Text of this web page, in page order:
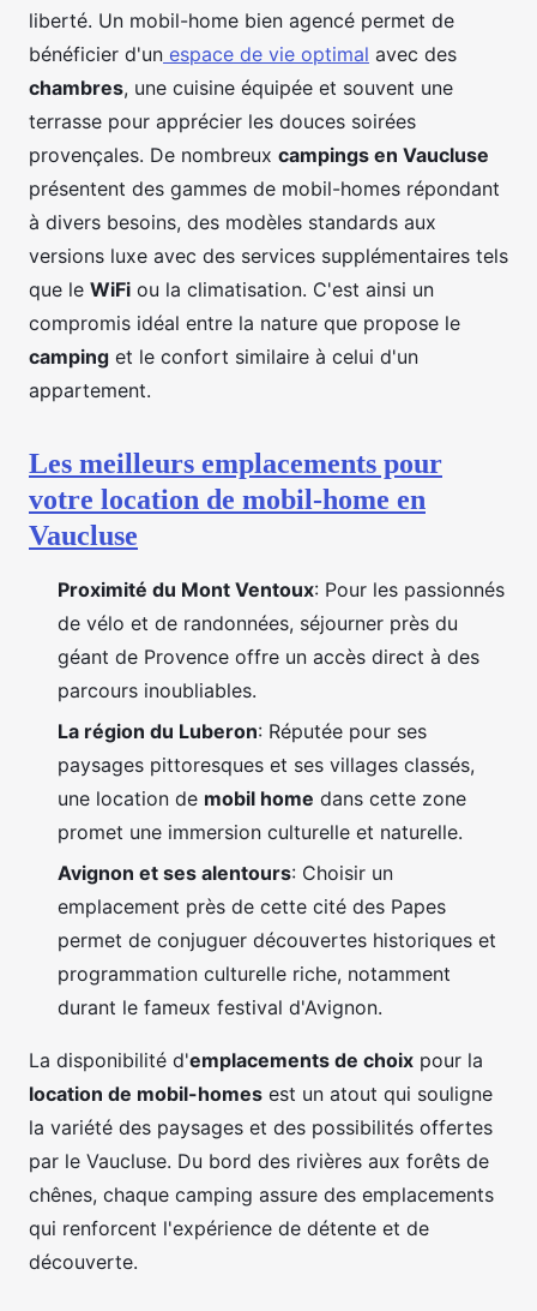
liberté. Un mobil-home bien agencé permet de
bénéficier d'un espace de vie optimal avec des
chambres, une cuisine équipée et souvent une
terrasse pour apprécier les douces soirées
provençales. De nombreux campings en Vaucluse
présentent des gammes de mobil-homes répondant
à divers besoins, des modèles standards aux
versions luxe avec des services supplémentaires tels
que le WiFi ou la climatisation. C'est ainsi un
compromis idéal entre la nature que propose le
camping et le confort similaire à celui d'un
appartement.
Les meilleurs emplacements pour
votre location de mobil-home en
Vaucluse
Proximité du Mont Ventoux: Pour les passionnés
de vélo et de randonnées, séjourner près du
géant de Provence offre un accès direct à des
parcours inoubliables.
La région du Luberon: Réputée pour ses
paysages pittoresques et ses villages classés,
une location de mobil home dans cette zone
promet une immersion culturelle et naturelle.
Avignon et ses alentours: Choisir un
emplacement près de cette cité des Papes
permet de conjuguer découvertes historiques et
programmation culturelle riche, notamment
durant le fameux festival d'Avignon.
La disponibilité d'emplacements de choix pour la
location de mobil-homes est un atout qui souligne
la variété des paysages et des possibilités offertes
par le Vaucluse. Du bord des rivières aux forêts de
chênes, chaque camping assure des emplacements
qui renforcent l'expérience de détente et de
découverte.